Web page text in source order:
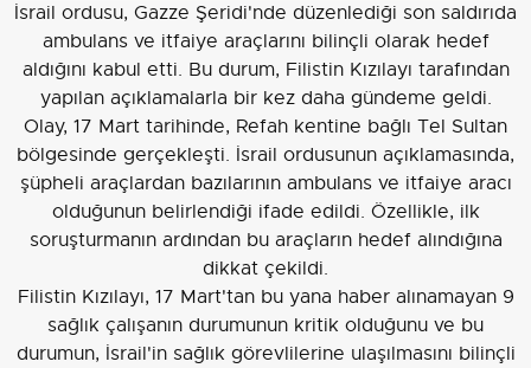
İsrail ordusu, Gazze Şeridi'nde düzenlediği son saldırıda
ambulans ve itfaiye araçlarını bilinçli olarak hedef
aldığını kabul etti. Bu durum, Filistin Kızılayı tarafından
yapılan açıklamalarla bir kez daha gündeme geldi.
Olay, 17 Mart tarihinde, Refah kentine bağlı Tel Sultan
bölgesinde gerçekleşti. İsrail ordusunun açıklamasında,
şüpheli araçlardan bazılarının ambulans ve itfaiye aracı
olduğunun belirlendiği ifade edildi. Özellikle, ilk
soruşturmanın ardından bu araçların hedef alındığına
dikkat çekildi.
Filistin Kızılayı, 17 Mart'tan bu yana haber alınamayan 9
sağlık çalışanın durumunun kritik olduğunu ve bu
durumun, İsrail'in sağlık görevlilerine ulaşılmasını bilinçli